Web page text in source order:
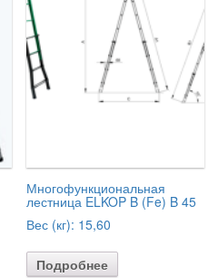
Многофункциональная
лестница ELKOP B (Fe) B 45
Вес (кг): 15,60
Подробнее